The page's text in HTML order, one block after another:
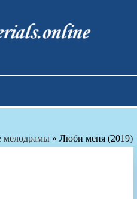
смотреть
мелодрамы » Люби меня (2019)